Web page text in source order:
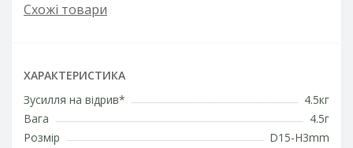
Схожі товари
ХАРАКТЕРИСТИКА
Зусилля на відрив*
4.5кг
Вага
4.5г
Розмір
D15-H3mm